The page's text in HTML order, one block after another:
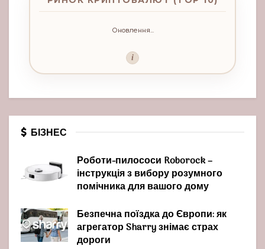
Оновлення...
i
БІЗНЕС
Роботи-пилососи Roborock –
інструкція з вибору розумного
помічника для вашого дому
Безпечна поїздка до Європи: як
агрегатор Sharry знімає страх
дороги